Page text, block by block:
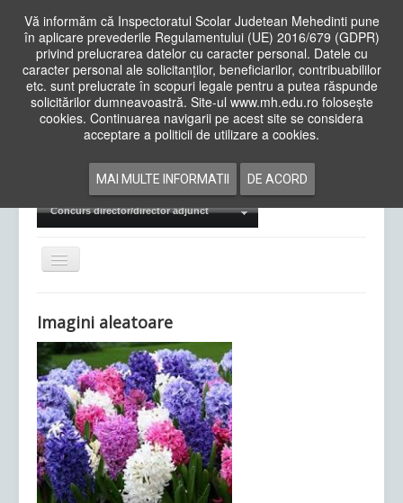
Vă informăm că Inspectoratul Scolar Judetean Mehedinti pune
în aplicare prevederile Regulamentului (UE) 2016/679 (GDPR)
privind prelucrarea datelor cu caracter personal. Datele cu
caracter personal ale solicitanților, beneficiarilor, contribuabililor
etc. sunt prelucrate în scopuri legale pentru a putea răspunde
solicitărilor dumneavoastră. Site-ul www.mh.edu.ro folosește
cookies. Continuarea navigarii pe acest site se considera
acceptare a politicii de utilizare a cookies.
MAI MULTE INFORMATII DE ACORD
Cauta
in
siteAcasa Cadre Didactice
Examene Naționale
Concurs director/director adjunct
Comută
navigarea
Ultimele articole: Vi, 04.11.2022 -
Județean Mehedinți
Imagini aleatoare